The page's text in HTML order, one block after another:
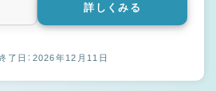
詳しくみる
了日：2026年12月11日